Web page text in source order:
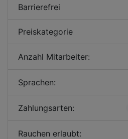
Barrierefrei
Preiskategorie
Anzahl Mitarbeiter:
Sprachen:
Zahlungsarten:
Rauchen erlaubt: